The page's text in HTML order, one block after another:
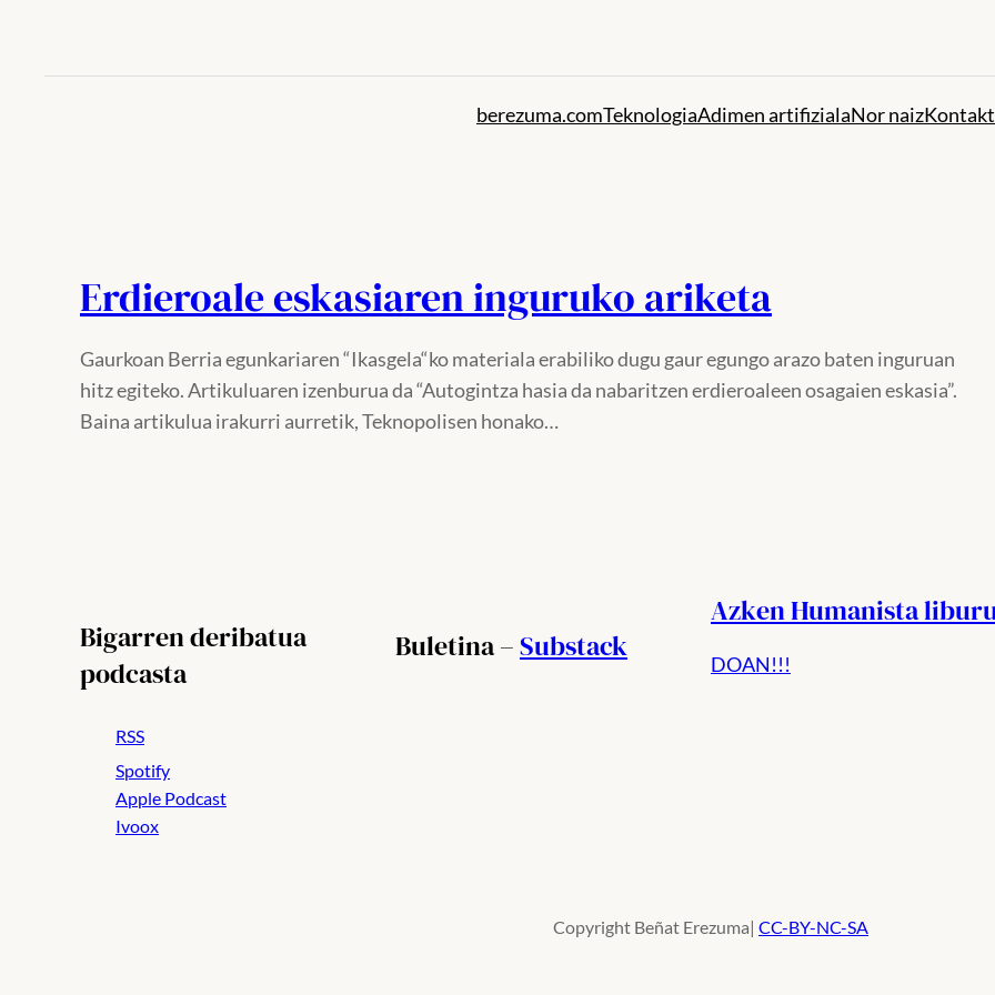
berezuma.comTeknologiaAdimen artifizialaNor naiz
Erdieroale eskasiaren inguruko ariketa
Gaurkoan Berria egunkariaren “Ikasgela“ko materiala erabiliko dugu gaur egungo arazo baten inguruan
hitz egiteko. Artikuluaren izenburua da “Autogintza hasia da nabaritzen erdieroaleen osagaien eskasia”.
Baina artikulua irakurri aurretik, Teknopolisen honako…
Bigarren deribatua
podcasta
RSS
Spotify
Apple Podcast
Ivoox
Buletina –Substack
Azken Humanista
DOAN!!!
Copyright Beñat Erezuma| CC-BY-NC-SA